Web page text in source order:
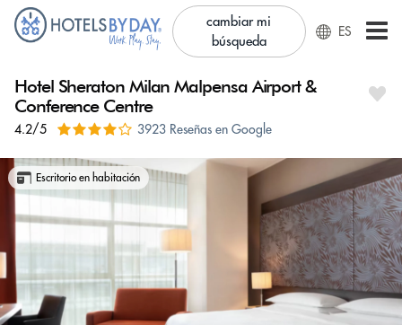
cambiar mi
búsqueda
ES
Hotel Sheraton Milan Malpensa Airport &
Conference Centre
4.2/5 3923 Reseñas en Google
Escritorio en habitación